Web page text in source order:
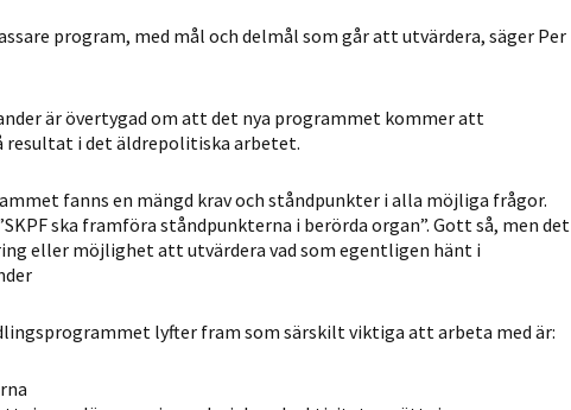
program, med mål och delmål som går att utvärdera, säger Per
är övertygad om att det nya programmet kommer att
i det äldrepolitiska arbetet.
fanns en mängd krav och ståndpunkter i alla möjliga frågor.
ska framföra ståndpunkterna i berörda organ”. Gott så, men det
eller möjlighet att utvärdera vad som egentligen hänt i
lyfter fram som särskilt viktiga att arbeta med är:
uppbyggnad,
baserat på
används.
Upplevelse
För att vår
hemsida ska
möjligt under